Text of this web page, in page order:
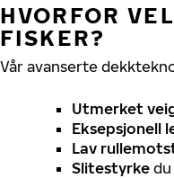
HVORFOR
FISKER?
Vår avanserte
Utmerket
Eksepsjonell
Lav
Slitestyrke